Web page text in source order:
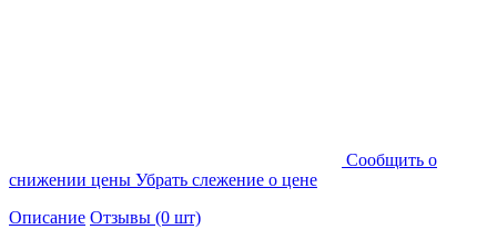
Cообщить о
снижении цены Убрать слежение о цене
Описание Отзывы (0 шт)